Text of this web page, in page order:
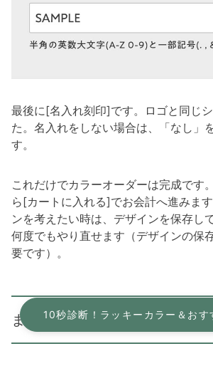
最後に[名入れ刻印]です。ロゴと同じ
た。名入れをしない場合は、「なし」
す。
これだけでカラーオーダーは完成です
ら[カートに入れる]でお会計へ進みま
ンを考えたい時は、デザインを保存し
何度でもやり直せます（デザインの保
要です）。
まとめ10秒診断！ラッキーカラー＆おす